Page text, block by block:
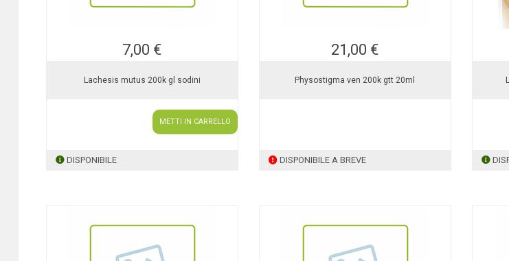
7,00 €
Lachesis mutus 200k gl sodini
METTI IN CARRELLO
DISPONIBILE
21,00 €
Physostigma ven 200k gtt 20ml
DISPONIBILE A BREVE